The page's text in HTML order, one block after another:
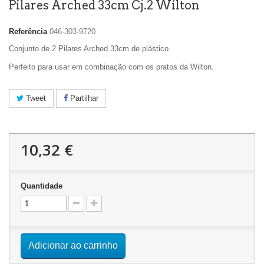
Pilares Arched 33cm Cj.2 Wilton
Referência 046-303-9720
Conjunto de 2 Pilares Arched 33cm de plástico.
Perfeito para usar em combinação com os pratos da Wilton.
Tweet Partilhar
10,32 €
Quantidade
Adicionar ao carrinho